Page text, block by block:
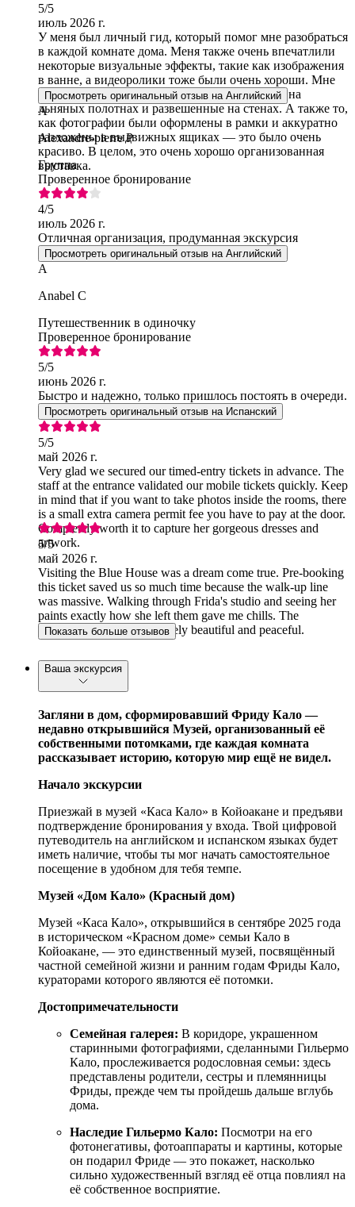
5/5
июль 2026 г.
У меня был личный гид, который помог мне разобраться
в каждой комнате дома. Меня также очень впечатлили
некоторые визуальные эффекты, такие как изображения
в ванне, а видеоролики тоже были очень хороши. Мне
очень понравились цитаты Фриды, вышитые на
льняных полотнах и развешенные на стенах. А также то,
как фотографии были оформлены в рамки и аккуратно
разложены в выдвижных ящиках — это было очень
красиво. В целом, это очень хорошо организованная
выставка.
Просмотреть оригинальный отзыв на Английский
A
Alexandre-pierre P
Группа
Проверенное бронирование
4/5
июль 2026 г.
Отличная организация, продуманная экскурсия
Просмотреть оригинальный отзыв на Английский
A
Anabel C
Путешественник в одиночку
Проверенное бронирование
5/5
июнь 2026 г.
Быстро и надежно, только пришлось постоять в очереди.
Просмотреть оригинальный отзыв на Испанский
5/5
май 2026 г.
Very glad we secured our timed-entry tickets in advance. The
staff at the entrance validated our mobile tickets quickly. Keep
in mind that if you want to take photos inside the rooms, there
is a small extra camera permit fee you have to pay at the door.
Completely worth it to capture her gorgeous dresses and
artwork.
5/5
май 2026 г.
Visiting the Blue House was a dream come true. Pre-booking
this ticket saved us so much time because the walk-up line
was massive. Walking through Frida's studio and seeing her
paints exactly how she left them gave me chills. The
courtyard garden is absolutely beautiful and peaceful.
Показать больше отзывов
Ваша экскурсия
Загляни в дом, сформировавший Фриду Кало —
недавно открывшийся Музей, организованный её
собственными потомками, где каждая комната
рассказывает историю, которую мир ещё не видел.
Начало экскурсии
Приезжай в музей «Каса Кало» в Койоакане и предъяви
подтверждение бронирования у входа. Твой цифровой
путеводитель на английском и испанском языках будет
иметь наличие, чтобы ты мог начать самостоятельное
посещение в удобном для тебя темпе.
Музей «Дом Кало» (Красный дом)
Музей «Каса Кало», открывшийся в сентябре 2025 года
в историческом «Красном доме» семьи Кало в
Койоакане, — это единственный музей, посвящённый
частной семейной жизни и ранним годам Фриды Кало,
кураторами которого являются её потомки.
Достопримечательности
Семейная галерея: В коридоре, украшенном
старинными фотографиями, сделанными Гильермо
Кало, прослеживается родословная семьи: здесь
представлены родители, сестры и племянницы
Фриды, прежде чем ты пройдешь дальше вглубь
дома.
Наследие Гильермо Кало: Посмотри на его
фотонегативы, фотоаппараты и картины, которые
он подарил Фриде — это покажет, насколько
сильно художественный взгляд её отца повлиял на
её собственное восприятие.